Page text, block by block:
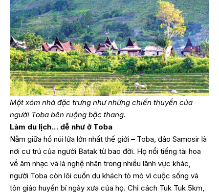
Một xóm nhà đặc trưng như những chiến thuyền của
người Toba bên ruộng bậc thang.
Làm du lịch… dễ như ở Toba
Nằm giữa hồ núi lửa lớn nhất thế giới – Toba, đảo Samosir là
nơi cư trú của người Batak từ bao đời. Họ nổi tiếng tài hoa
về âm nhạc và là nghệ nhân trong nhiều lãnh vực khác,
người Toba còn lôi cuốn du khách tò mò vì cuộc sống và
tôn giáo huyền bí ngày xưa của họ. Chỉ cách Tuk Tuk 5km,